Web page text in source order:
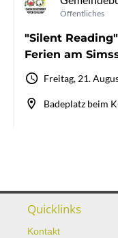
Quicklinks
Kontakt